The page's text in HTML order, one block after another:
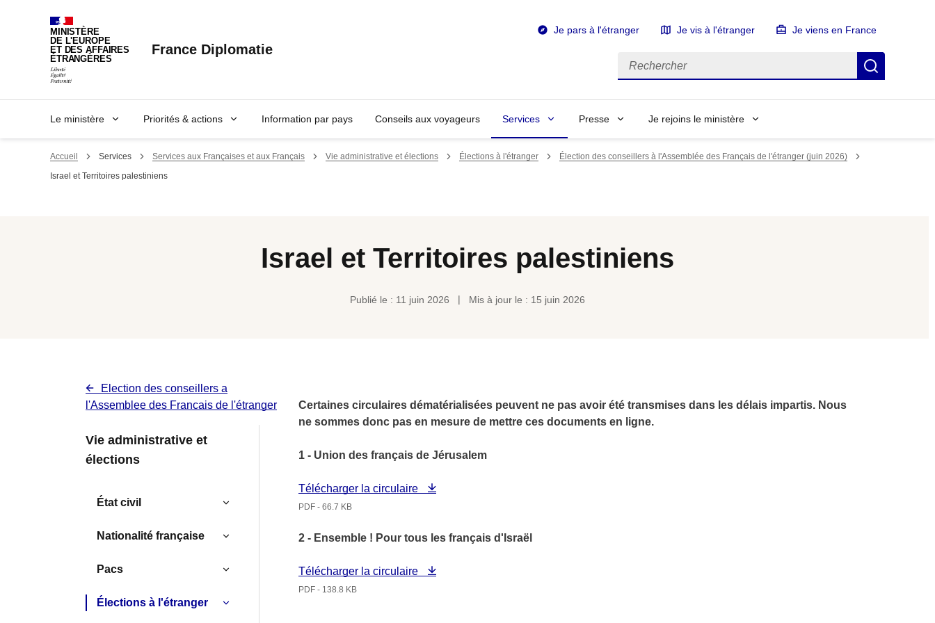
MINISTÈRE
DE L'EUROPE
ET DES AFFAIRES
ÉTRANGÈRES
France Diplomatie
Je pars à l'étranger Je vis à l'étranger Je viens en France
Rechercher
Le ministère Priorités & actions Information par pays Conseils aux voyageurs Services Presse Je rejoins le ministère
Accueil Services Services aux Françaises et aux Français Vie administrative et élections Élections à l'étranger
Élection des conseillers à l'Assemblée des Français de l'étranger (juin 2026)
Israel et Territoires palestiniens
Israel et Territoires palestiniens
Publié le : 11 juin 2026 Mis à jour le : 15 juin 2026
Election des conseillers a
l'Assemblee des Francais de l'étranger
Menu
latéral
Services
Contextuel
Megamenu
Vie administrative et
élections
État civil
Nationalité française
Pacs
Élections à l'étranger
Certaines circulaires dématérialisées peuvent ne pas avoir été transmises dans les délais impartis. Nous
ne sommes donc pas en mesure de mettre ces documents en ligne.
1 - Union des français de Jérusalem
Télécharger la circulaire
PDF - 66.7 KB
2 - Ensemble ! Pour tous les français d'Israël
Télécharger la circulaire
PDF - 138.8 KB